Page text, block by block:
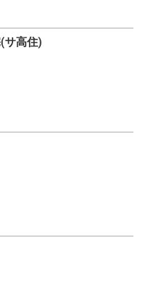
サ高住)